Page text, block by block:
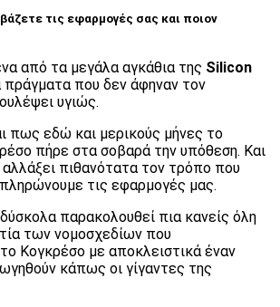
τις εφαρμογές σας και ποιον
από τα μεγάλα αγκάθια της Silicon
πράγματα που δεν άφηναν τον
υγιώς.
πως εδώ και μερικούς μήνες το
πήρε στα σοβαρά την υπόθεση. Και
πιθανότατα τον τρόπο που
τις εφαρμογές μας.
δύσκολα παρακολουθεί πια κανείς όλη
των νομοσχεδίων που
Κογκρέσο με αποκλειστικά έναν
κάπως οι γίγαντες της